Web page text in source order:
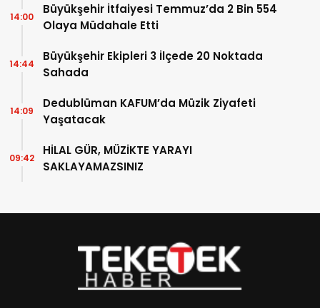
Büyükşehir İtfaiyesi Temmuz’da 2 Bin 554
Olaya Müdahale Etti
14:00
Büyükşehir Ekipleri 3 İlçede 20 Noktada
Sahada
14:44
Dedublüman KAFUM’da Müzik Ziyafeti
Yaşatacak
14:09
HİLAL GÜR, MÜZİKTE YARAYI
SAKLAYAMAZSINIZ
09:42